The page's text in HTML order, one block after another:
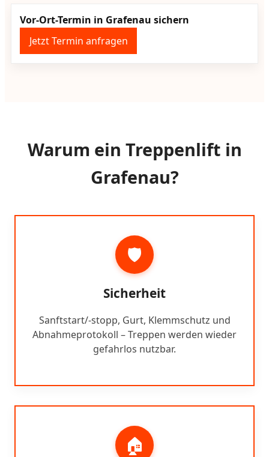
Vor-Ort-Termin in Grafenau sichern
Jetzt Termin anfragen
Warum ein Treppenlift in
Grafenau?
🛡️
Sicherheit
Sanftstart/-stopp, Gurt, Klemmschutz und
Abnahmeprotokoll – Treppen werden wieder
gefahrlos nutzbar.
🏠